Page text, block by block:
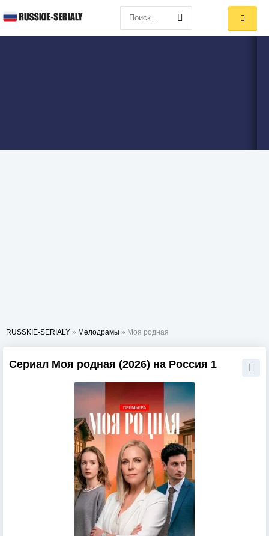
RUSSKIE-SERIALY » Мелодрамы » Моя родная
Сериал Моя родная (2026) на Россия 1